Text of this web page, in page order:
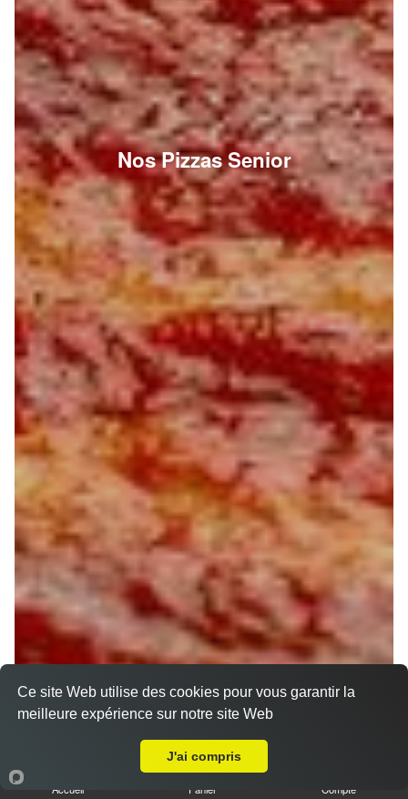
Nos Pizzas Senior
Accueil Panier Compte
Ce site Web utilise des cookies pour vous garantir la
meilleure expérience sur notre site Web
J'ai compris